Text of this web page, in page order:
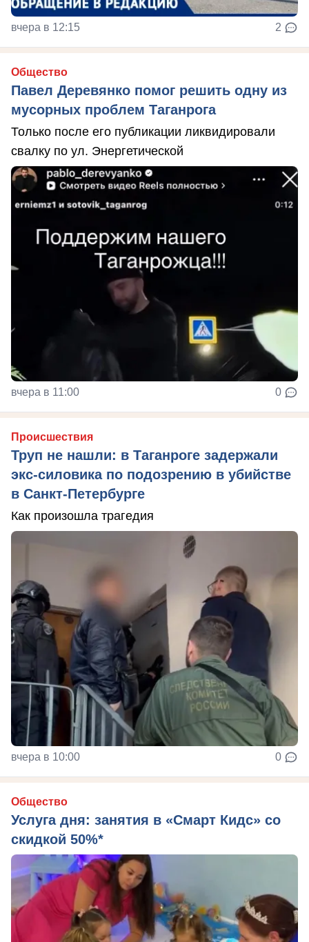
вчера в 12:15 2
Общество
Павел Деревянко помог решить одну из
мусорных проблем Таганрога
Только после его публикации ликвидировали
свалку по ул. Энергетической
вчера в 11:00 0
Происшествия
Труп не нашли: в Таганроге задержали
экс-силовика по подозрению в убийстве
в Санкт-Петербурге
Как произошла трагедия
вчера в 10:00 0
Общество
Услуга дня: занятия в «Смарт Кидс» со
скидкой 50%*